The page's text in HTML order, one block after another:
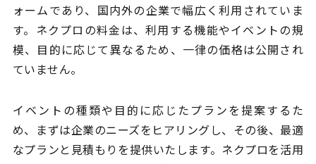
ォームであり、国内外の企業で幅広く利用されていま
す。ネクプロの料金は、利用する機能やイベントの規
模、目的に応じて異なるため、一律の価格は公開され
ていません。
イベントの種類や目的に応じたプランを提案するた
め、まずは企業のニーズをヒアリングし、その後、最適
なプランと見積もりを提供いたします。ネクプロを活用